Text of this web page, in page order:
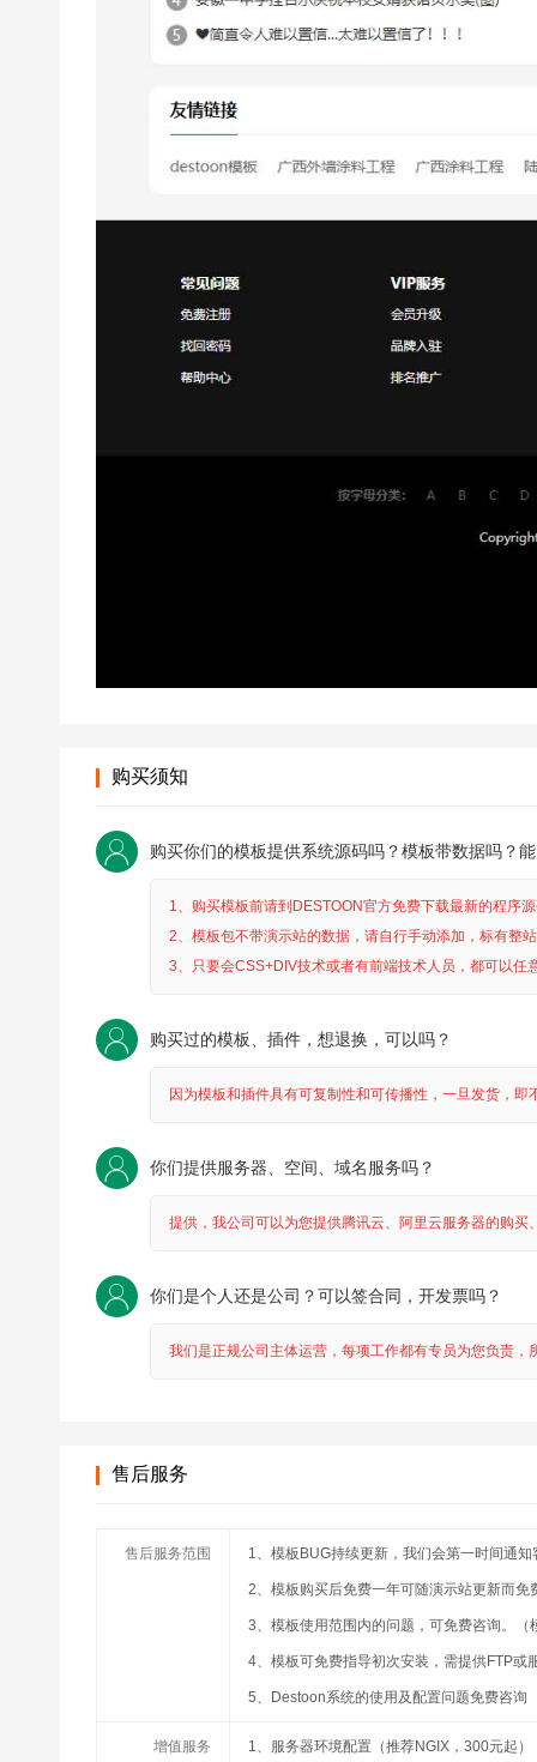
购买须知
购买你们的模板提供系统源码吗？模板带数据吗？
1、购买模板前请到DESTOON官方免费下载最新的程序
2、模板包不带演示站的数据，请自行手动添加，标有整
3、只要会CSS+DIV技术或者有前端技术人员，都可以任
购买过的模板、插件，想退换，可以吗？
因为模板和插件具有可复制性和可传播性，一旦发货，
你们提供服务器、空间、域名服务吗？
提供，我公司可以为您提供腾讯云、阿里云服务器的购
你们是个人还是公司？可以签合同，开发票吗？
我们是正规公司主体运营，每项工作都有专员为您负责
售后服务
售后服务范围 1、模板BUG持续更新，我们会第一时间通知
2、模板购买后免费一年可随演示站更新而免
3、模板使用范围内的问题，可免费咨询。
4、模板可免费指导初次安装，需提供FTP
5、Destoon系统的使用及配置问题免费咨询
增值服务 1、服务器环境配置（推荐NGIX，300元起）